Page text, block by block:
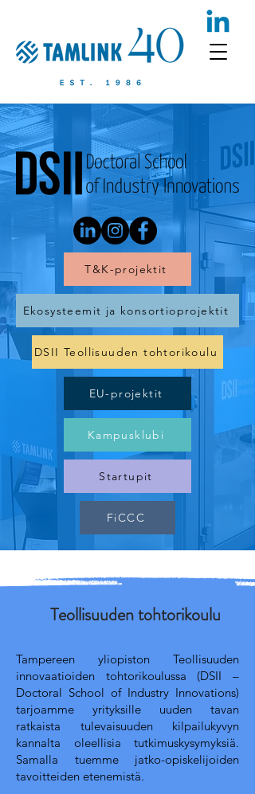
T&K-projektit
Ekosysteemit ja konsortioprojektit
DSII Teollisuuden tohtorikoulu
EU-projektit
Kampusklubi
Startupit
FiCCC
Teollisuuden tohtorikoulu
Tampereen yliopiston Teollisuuden
innovaatioiden tohtorikoulussa (DSII –
Doctoral School of Industry Innovations)
tarjoamme yrityksille uuden tavan
ratkaista tulevaisuuden kilpailukyvyn
kannalta oleellisia tutkimuskysymyksiä.
Samalla tuemme jatko-opiskelijoiden
tavoitteiden etenemistä.